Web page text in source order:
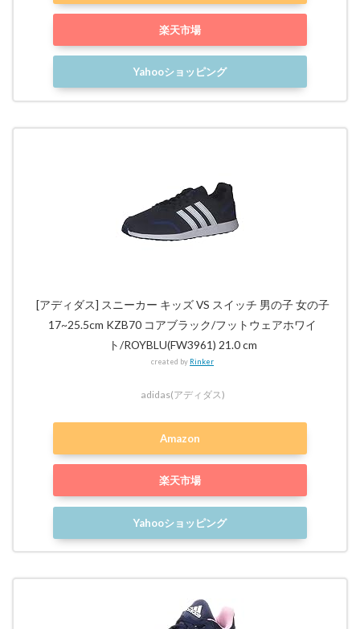
楽天市場
Yahooショッピング
[アディダス] スニーカー キッズ VS スイッチ 男の子 女の子
17~25.5cm KZB70 コアブラック/フットウェアホワイ
ト/ROYBLU(FW3961) 21.0 cm
created by Rinker
adidas(アディダス)
Amazon
楽天市場
Yahooショッピング